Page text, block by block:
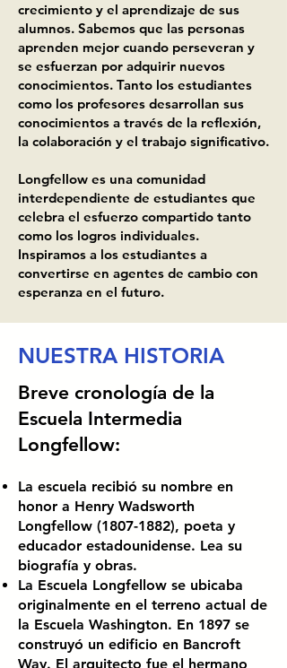
crecimiento y el aprendizaje de sus
alumnos. Sabemos que las personas
aprenden mejor cuando perseveran y
se esfuerzan por adquirir nuevos
conocimientos. Tanto los estudiantes
como los profesores desarrollan sus
conocimientos a través de la reflexión,
la colaboración y el trabajo significativo.
Longfellow es una comunidad
interdependiente de estudiantes que
celebra el esfuerzo compartido tanto
como los logros individuales.
Inspiramos a los estudiantes a
convertirse en agentes de cambio con
esperanza en el futuro.
NUESTRA HISTORIA
Breve cronología de la
Escuela Intermedia
Longfellow:
La escuela recibió su nombre en
honor a Henry Wadsworth
Longfellow (1807-1882), poeta y
educador estadounidense. Lea su
biografía y obras.
La Escuela Longfellow se ubicaba
originalmente en el terreno actual de
la Escuela Washington. En 1897 se
construyó un edificio en Bancroft
Way. El arquitecto fue el hermano